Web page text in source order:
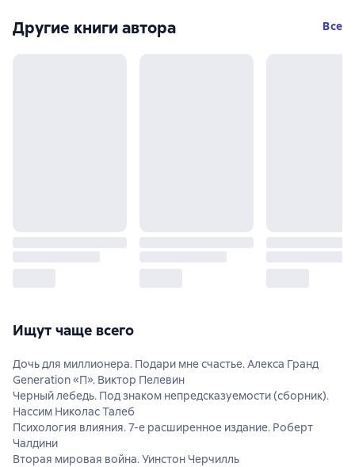
Другие книги автора Все
Ищут чаще всего
Дочь для миллионера. Подари мне счастье. Алекса Гранд
Generation «П». Виктор Пелевин
Черный лебедь. Под знаком непредсказуемости (сборник).
Нассим Николас Талеб
Психология влияния. 7-е расширенное издание. Роберт
Чалдини
Вторая мировая война. Уинстон Черчилль